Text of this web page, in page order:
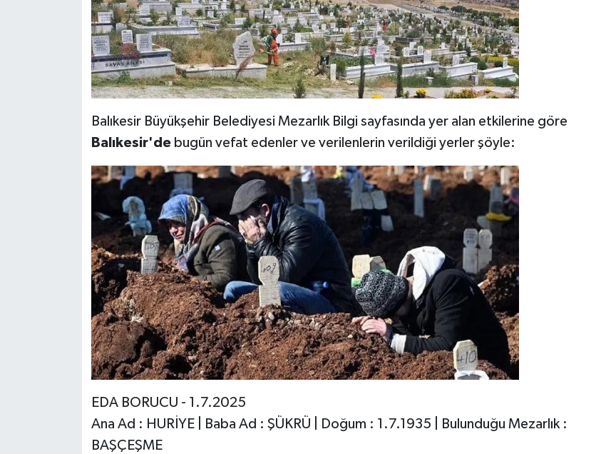
Balıkesir Büyükşehir Belediyesi Mezarlık Bilgi sayfasında yer alan etkilerine göre
Balıkesir'debugün vefat edenler ve verilenlerin verildiği yerler şöyle:
EDA BORUCU - 1.7.2025
Ana Ad : HURİYE | Baba Ad : ŞÜKRÜ | Doğum : 1.7.1935 | Bulunduğu Mezarlık :
BAŞÇEŞME